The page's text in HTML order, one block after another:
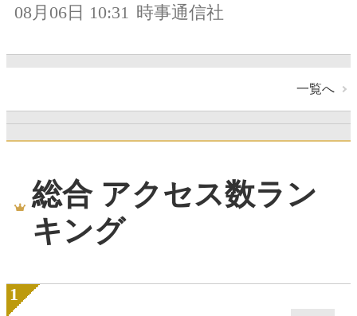
08月06日 10:31 時事通信社
一覧へ
総合 アクセス数ラン
キング